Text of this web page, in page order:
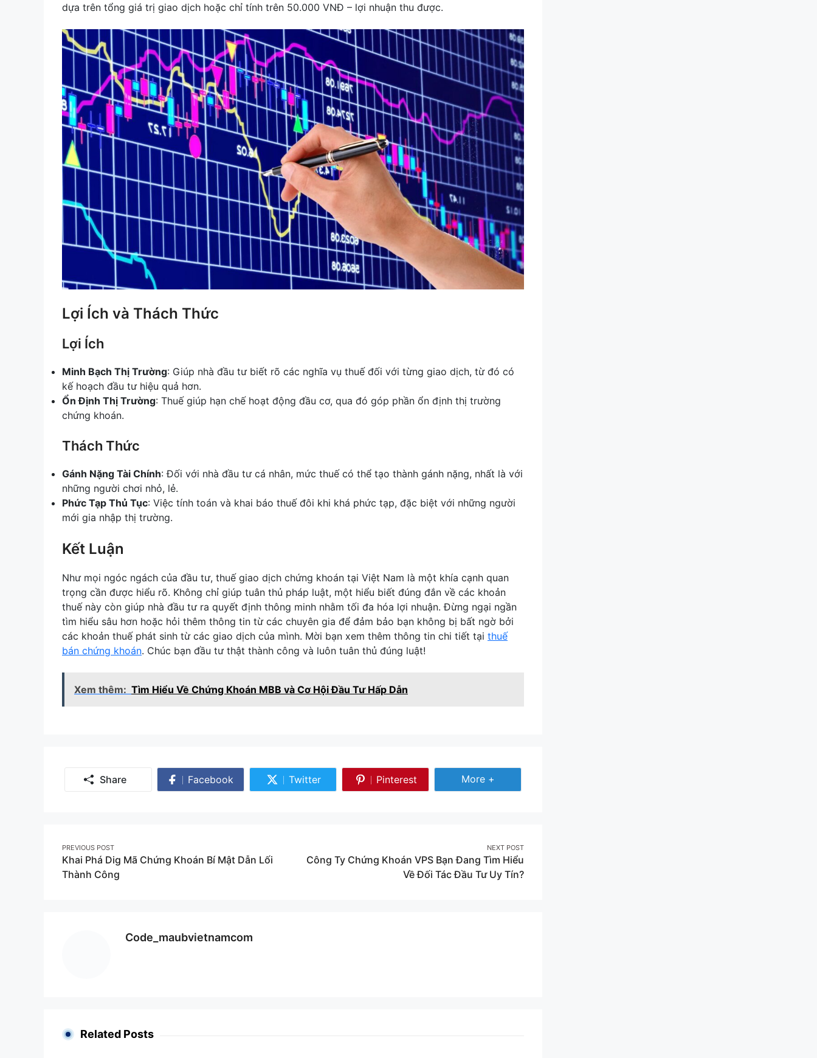
dựa trên tổng giá trị giao dịch hoặc chỉ tính trên 50.000 VNĐ – lợi nhuận thu được.
Lợi Ích và Thách Thức
Lợi Ích
Minh Bạch Thị Trường: Giúp nhà đầu tư biết rõ các nghĩa vụ thuế đối với từng giao dịch, từ đó có
kế hoạch đầu tư hiệu quả hơn.
Ổn Định Thị Trường: Thuế giúp hạn chế hoạt động đầu cơ, qua đó góp phần ổn định thị trường
chứng khoán.
Thách Thức
Gánh Nặng Tài Chính: Đối với nhà đầu tư cá nhân, mức thuế có thể tạo thành gánh nặng, nhất là với
những người chơi nhỏ, lẻ.
Phức Tạp Thủ Tục: Việc tính toán và khai báo thuế đôi khi khá phức tạp, đặc biệt với những người
mới gia nhập thị trường.
Kết Luận
Như mọi ngóc ngách của đầu tư, thuế giao dịch chứng khoán tại Việt Nam là một khía cạnh quan
trọng cần được hiểu rõ. Không chỉ giúp tuân thủ pháp luật, một hiểu biết đúng đắn về các khoản
thuế này còn giúp nhà đầu tư ra quyết định thông minh nhằm tối đa hóa lợi nhuận. Đừng ngại ngần
tìm hiểu sâu hơn hoặc hỏi thêm thông tin từ các chuyên gia để đảm bảo bạn không bị bất ngờ bởi
các khoản thuế phát sinh từ các giao dịch của mình. Mời bạn xem thêm thông tin chi tiết tại thuế
bán chứng khoán. Chúc bạn đầu tư thật thành công và luôn tuân thủ đúng luật!
Xem thêm: Tìm Hiểu Về Chứng Khoán MBB và Cơ Hội Đầu Tư Hấp Dẫn
Share Facebook
Share
Twitter
Share
Pinterest
Share
Share More
More +
Post
navigation
PREVIOUS POST
Khai Phá Dig Mã Chứng Khoán Bí Mật Dẫn Lối
Thành Công
NEXT POST
Công Ty Chứng Khoán VPS Bạn Đang Tìm Hiểu
Về Đối Tác Đầu Tư Uy Tín?
Code_maubvietnamcom
Related Posts